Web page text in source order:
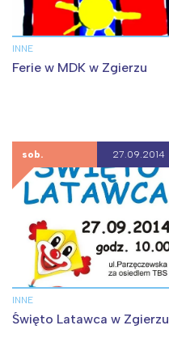
INNE
Ferie w MDK w Zgierzu
sob. 27.09.2014
INNE
Święto Latawca w Zgierzu